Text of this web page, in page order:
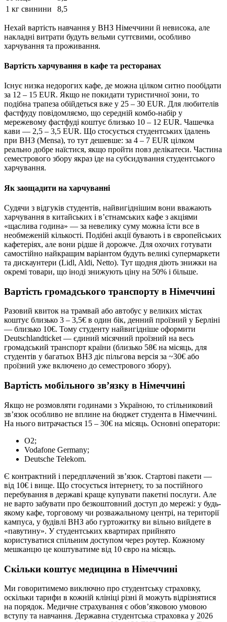
1 кг свинини
8,5
Нехай вартість навчання у ВНЗ Німеччини й невисока, але
накладні витрати будуть вельми суттєвими, особливо
харчування та проживання.
Вартість харчування в кафе та ресторанах
Існує низка недорогих кафе, де можна цілком ситно пообідати
за 12 – 15 EUR. Якщо не покидати туристичної зони, то
подібна трапеза обійдеться вже у 25 – 30 EUR. Для любителів
фастфуду повідомляємо, що середній комбо-набір у
мережевому фастфуді коштує близько 10 – 12 EUR. Чашечка
кави — 2,5 – 3,5 EUR. Що стосується студентських їдалень
при ВНЗ (Mensa), то тут дешевше: за 4 – 7 EUR цілком
реально добре наїстися, якщо пройти повз делікатеси. Частина
семестрового збору якраз іде на субсидування студентського
харчування.
Як заощадити на харчуванні
Судячи з відгуків студентів, найвигіднішим вони вважають
харчування в китайських і в’єтнамських кафе з акціями
«щаслива година» — за невелику суму можна їсти все в
необмеженій кількості. Подібні акції бувають і в європейських
кафетеріях, але вони рідше й дорожче. Для охочих готувати
самостійно найкращим варіантом будуть великі супермаркети
та дискаунтери (Lidl, Aldi, Netto). Тут щодня діють знижки на
окремі товари, що іноді знижують ціну на 50% і більше.
Вартість громадського транспорту в Німеччині
Разовий квиток на трамвай або автобус у великих містах
коштує близько 3 – 3,5€ в один бік, денний проїзний у Берліні
— близько 10€. Тому студенту найвигідніше оформити
Deutschlandticket — єдиний місячний проїзний на весь
громадський транспорт країни (близько 58€ на місяць, для
студентів у багатьох ВНЗ діє пільгова версія за ~30€ або
проїзний уже включено до семестрового збору).
Вартість мобільного зв’язку в Німеччині
Якщо не розмовляти годинами з Україною, то стільниковий
зв’язок особливо не вплине на бюджет студента в Німеччині.
На нього витрачається 15 – 30€ на місяць. Основні оператори:
O2;
Vodafone Germany;
Deutsche Telekom.
Є контрактний і передплачений зв’язок. Стартові пакети —
від 10€ і вище. Що стосується інтернету, то за постійного
перебування в державі краще купувати пакетні послуги. Але
не варто забувати про безкоштовний доступ до мережі: у будь-
якому кафе, торговому чи розважальному центрі, на території
кампуса, у будівлі ВНЗ або гуртожитку ви вільно вийдете в
«павутину». У студентських квартирах прийнято
користуватися спільним доступом через роутер. Кожному
мешканцю це коштуватиме від 10 євро на місяць.
Скільки коштує медицина в Німеччині
Ми говоритимемо виключно про студентську страховку,
оскільки тарифи в кожній клініці різні й можуть відрізнятися
на порядок. Медичне страхування є обов’язковою умовою
вступу та навчання. Державна студентська страховка у 2026